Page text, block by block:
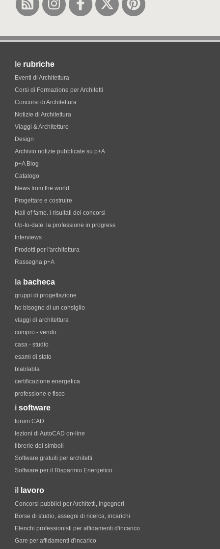
le rubriche
Eventi di Architettura
Corsi di Formazione per Architetti
Concorsi di Architettura
Notizie di Architettura
Viaggi & Architetture
Design
Archivio notizie pubblicate su p+A
p+A Blog
Catalogo
News from the world
Progettare e costruire
Hall of fame. i risultati dei concorsi
Up-to-date: la professione in progress
Interviews
Prodotti per l'architettura
Rassegna p+A
la bacheca
gruppi di progettazione
ho bisogno di un consiglio
viaggi di architettura
compro - vendo
casa - studio
esami di stato
blablabla
certificazione energetica
professione e fisco
i software
forum CAD
lezioni di AutoCAD on-line
librerie dei simboli
Software gratuiti per architetti
Software per il Risparmio Energetico
il lavoro
Concorsi pubblici per Architetti, Ingegneri
Borse di studio, assegni di ricerca, incarichi
Elenchi professionisti per affidamenti d'incarico
Gare per affidamenti d'incarico